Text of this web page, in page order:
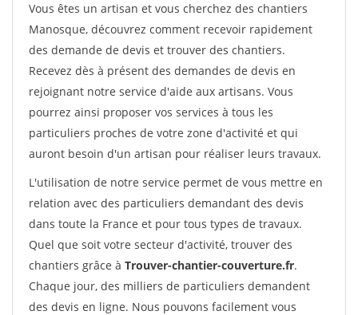
Vous êtes un artisan et vous cherchez des chantiers
Manosque, découvrez comment recevoir rapidement
des demande de devis et trouver des chantiers.
Recevez dès à présent des demandes de devis en
rejoignant notre service d'aide aux artisans. Vous
pourrez ainsi proposer vos services à tous les
particuliers proches de votre zone d'activité et qui
auront besoin d'un artisan pour réaliser leurs travaux.
L'utilisation de notre service permet de vous mettre en
relation avec des particuliers demandant des devis
dans toute la France et pour tous types de travaux.
Quel que soit votre secteur d'activité, trouver des
chantiers grâce à Trouver-chantier-couverture.fr.
Chaque jour, des milliers de particuliers demandent
des devis en ligne. Nous pouvons facilement vous